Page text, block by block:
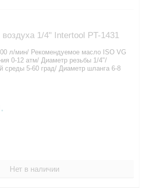
воздуха 1/4" Intertool PT-1431
л/мин/ Рекомендуемое масло ISO VG
0-12 атм/ Диаметр резьбы 1/4"/
среды 5-60 град/ Диаметр шланга 6-8
Нет в наличии